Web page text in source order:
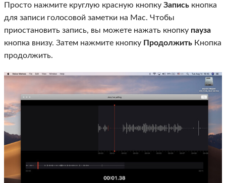
Просто нажмите круглую красную кнопку Запись кнопка
для записи голосовой заметки на Mac. Чтобы
приостановить запись, вы можете нажать кнопку пауза
кнопка внизу. Затем нажмите кнопку Продолжить Кнопка
продолжить.